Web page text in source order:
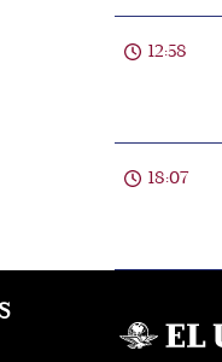
12:58
18:07